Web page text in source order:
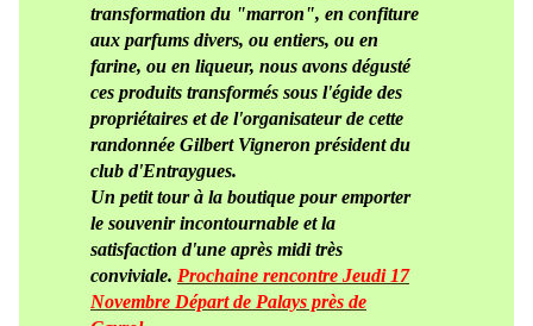
transformation du "marron", en confiture
aux parfums divers, ou entiers, ou en
farine, ou en liqueur, nous avons dégusté
ces produits transformés sous l'égide des
propriétaires et de l'organisateur de cette
randonnée Gilbert Vigneron président du
club d'Entraygues.
Un petit tour à la boutique pour emporter
le souvenir incontournable et la
satisfaction d'une après midi très
conviviale. Prochaine rencontre Jeudi 17
Novembre Départ de Palays près de